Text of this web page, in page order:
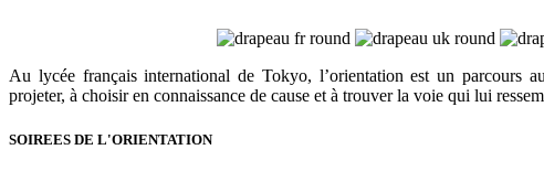
Au lycée français international de Tokyo, l’orientation est un parcours
projeter, à choisir en connaissance de cause et à trouver la voie qui lui
SOIREES DE L'ORIENTATION